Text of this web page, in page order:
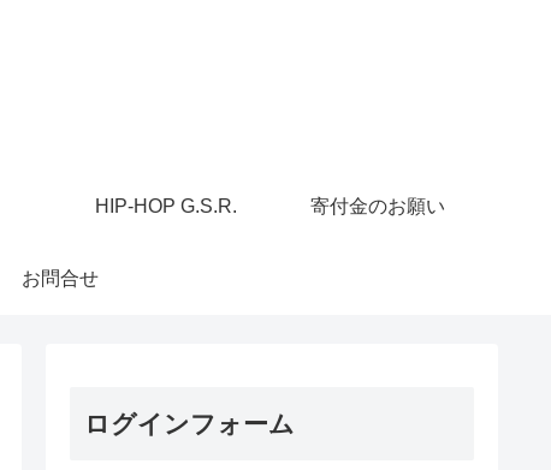
HIP-HOP G.S.R. 寄付金のお願い
お問合せ
ログインフォーム